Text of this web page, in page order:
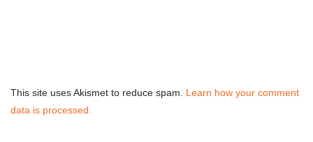
This site uses Akismet to reduce spam. Learn how your comment
data is processed.